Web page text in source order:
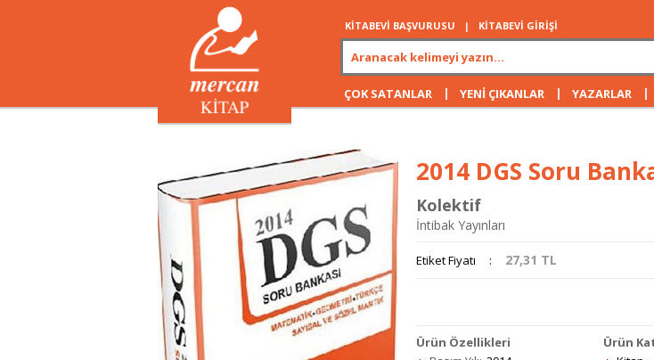
KİTABEVİ BAŞVURUSU | KİTABEVİ GİRİŞİ
ÇOK SATANLAR | YENİ ÇIKANLAR | YAZARLAR |
2014 DGS Soru
Kolektif
İntibak Yayınları
Etiket Fiyatı : 27,31 TL
Ürün Özellikleri
Ürün